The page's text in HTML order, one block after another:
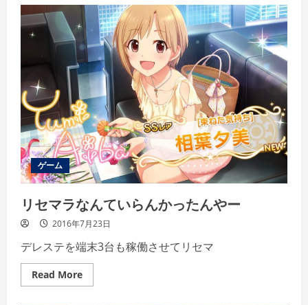
ケ
モ
ン
新
作
ゲーム
リセマラなんていらんかったんやー
2016年7月23日
デレステを端末3台も稼働させてリセマ
Read MoreRead
more